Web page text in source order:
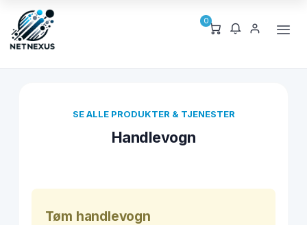
0
SE ALLE PRODUKTER & TJENESTER
Handlevogn
Tøm handlevogn